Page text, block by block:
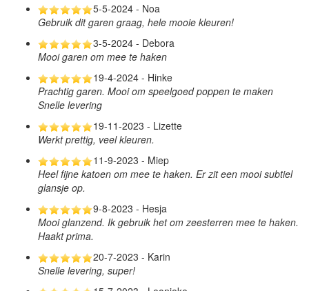
5-5-2024 - Noa
Gebruik dit garen graag, hele mooie kleuren!
3-5-2024 - Debora
Mooi garen om mee te haken
19-4-2024 - Hinke
Prachtig garen. Mooi om speelgoed poppen te maken
Snelle levering
19-11-2023 - Lizette
Werkt prettig, veel kleuren.
11-9-2023 - Miep
Heel fijne katoen om mee te haken. Er zit een mooi subtiel
glansje op.
9-8-2023 - Hesja
Mooi glanzend. Ik gebruik het om zeesterren mee te haken.
Haakt prima.
20-7-2023 - Karin
Snelle levering, super!